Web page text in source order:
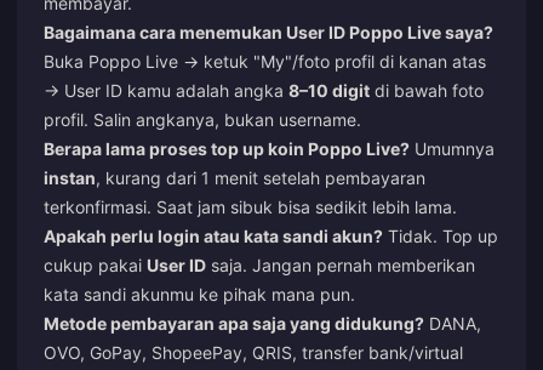
Bagaimana cara menemukan User ID Poppo Live saya?
Buka Poppo Live → ketuk "My"/foto profil di kanan atas
→ User ID kamu adalah angka 8–10 digit di bawah foto
profil. Salin angkanya, bukan username.
Berapa lama proses top up koin Poppo Live? Umumnya
instan, kurang dari 1 menit setelah pembayaran
terkonfirmasi. Saat jam sibuk bisa sedikit lebih lama.
Apakah perlu login atau kata sandi akun? Tidak. Top up
cukup pakai User ID saja. Jangan pernah memberikan
kata sandi akunmu ke pihak mana pun.
Metode pembayaran apa saja yang didukung? DANA,
OVO, GoPay, ShopeePay, QRIS, transfer bank/virtual